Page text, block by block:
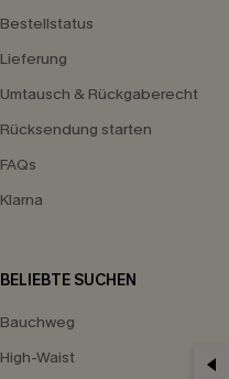
Bestellstatus
Lieferung
Umtausch & Rückgaberecht
Rücksendung starten
FAQs
Klarna
BELIEBTE SUCHEN
Bauchweg
High-Waist